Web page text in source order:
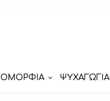
ΟΜΟΡΦΙΑ ΨΥΧΑΓΩΓΙΑ